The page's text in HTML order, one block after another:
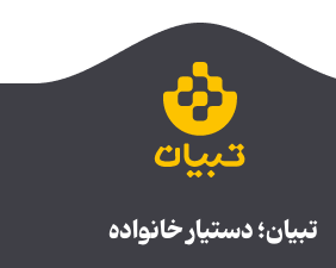
تبیان؛ دستیار خانواده